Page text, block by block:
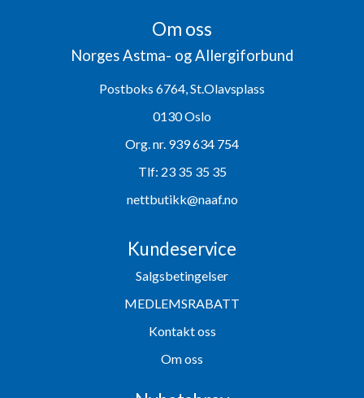
Om oss
Norges Astma- og Allergiforbund
Postboks 6764, St.Olavsplass
0130 Oslo
Org. nr. 939 634 754
Tlf: 23 35 35 35
nettbutikk@naaf.no
Kundeservice
Salgsbetingelser
MEDLEMSRABATT
Kontakt oss
Om oss